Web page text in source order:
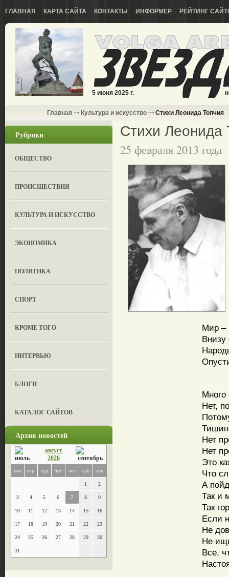
ГЛАВНАЯ КАРТА САЙТА КОНТАКТЫ ИНФОРМЕР РЕЙТИНГ
5 июня 2025 г.
Главная Культура и искусство Стихи Леонида Топчия
Рубрики
ОБЩЕСТВО
ПРОИСШЕСТВИЯ
КУЛЬТУРА И ИСКУССТВО
ЭКОНОМИКА
ПОЛИТИКА
СПОРТ
КРОМЕ ТОГО
ИНТЕРВЬЮ
БЛОГИ
КАТАЛОГ САЙТОВ
Архив новостей
август
2026
пон втр срд чет пят суб вск
1 2
3 4 5 6 7 8 9
10 11 12 13 14 15 16
17 18 19 20 21 22 23
24 25 26 27 28 29 30
31
Стихи Леонида
25 февраля 2013 года
Мир –
Внизу
Много
Нет,
Нет
Нет
Это
Что
А
Так и
Так
Если
Не
Не
Все,